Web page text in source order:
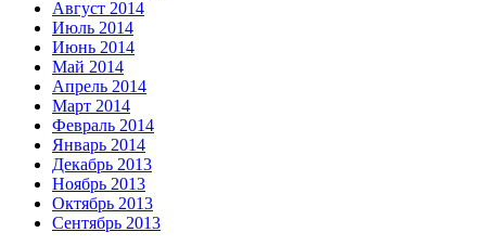
Август 2014
Июль 2014
Июнь 2014
Май 2014
Апрель 2014
Март 2014
Февраль 2014
Январь 2014
Декабрь 2013
Ноябрь 2013
Октябрь 2013
Сентябрь 2013